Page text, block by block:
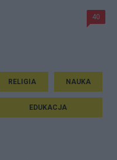
40
RELIGIA NAUKA
EDUKACJA